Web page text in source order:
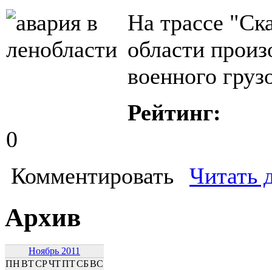
На трассе
области
военного
Рейтинг:
0
Комментировать
Читать
Архив
Ноябрь 2011
ПНВТСРЧТПТСБВС